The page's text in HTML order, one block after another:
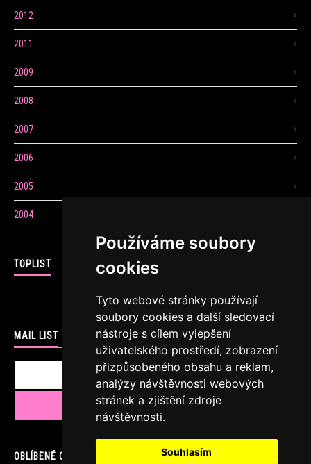
Používáme soubory
cookies
Tyto webové stránky používají
soubory cookies a další sledovací
nástroje s cílem vylepšení
uživatelského prostředí, zobrazení
přizpůsobeného obsahu a reklam,
analýzy návštěvnosti webových
stránek a zjištění zdroje
návštěvnosti.
Souhlasím
2012
2011
2009
2008
2007
2006
2005
2004
TOPLIST
MAIL LIST
OBLÍBENÉ ODKAZY